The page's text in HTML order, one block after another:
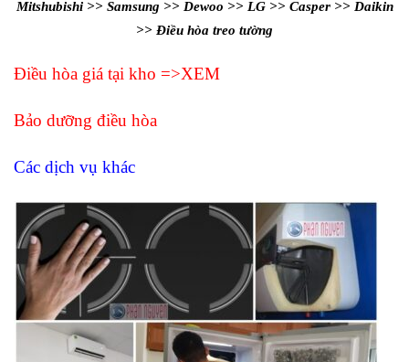
Mitshubishi >> Samsung >> Dewoo >> LG >> Casper >> Daikin
>> Điều hòa treo tường
Điều hòa giá tại kho =>XEM
Bảo dưỡng điều hòa
Các dịch vụ khác